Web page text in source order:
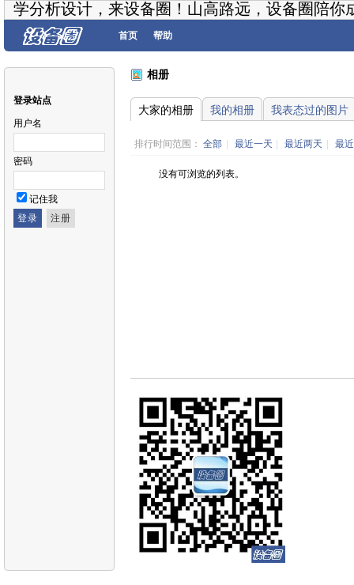
学分析设计，来设备圈！山高路远，设备圈陪你
首页 帮助
登录站点
用户名
密码
记住我
相册
大家的相册 我的相册 我表态过的图片
排行时间范围： 全部 最近一天 最近两天 最
没有可浏览的列表。